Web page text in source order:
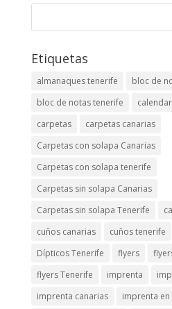
Etiquetas
almanaques tenerife
bloc de
bloc de notas tenerife
carpetas
carpetas canarias
Carpetas con solapa Canarias
Carpetas con solapa tenerife
Carpetas sin solapa Canarias
Carpetas sin solapa Tenerife
cuños canarias
cuños tenerife
Dípticos Tenerife
flyers
flyers Tenerife
imprenta
imprenta canarias
imprenta en